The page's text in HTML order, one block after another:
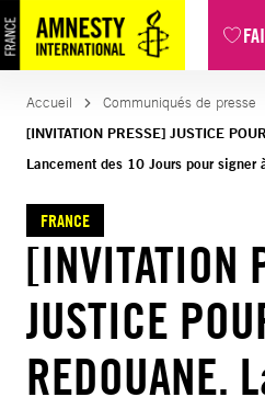
Aller
au
contenu
Accueil
Communiqués de presse
[INVITATION PRESSE] JUSTICE
Lancement des 10 Jours pour
FRANCE
[INVITATION
JUSTICE
REDOUANE.